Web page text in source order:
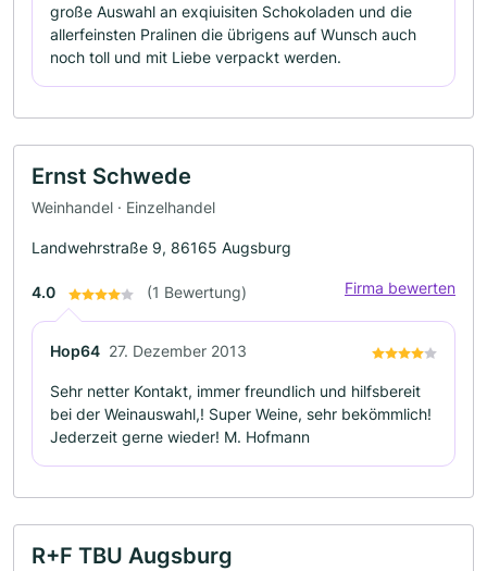
große Auswahl an exqiuisiten Schokoladen und die
allerfeinsten Pralinen die übrigens auf Wunsch auch
noch toll und mit Liebe verpackt werden.
Ernst Schwede
Weinhandel · Einzelhandel
Landwehrstraße 9, 86165 Augsburg
4.0 (1 Bewertung) Firma bewerten
Hop64 27. Dezember 2013
Sehr netter Kontakt, immer freundlich und hilfsbereit
bei der Weinauswahl,! Super Weine, sehr bekömmlich!
Jederzeit gerne wieder! M. Hofmann
R+F TBU Augsburg